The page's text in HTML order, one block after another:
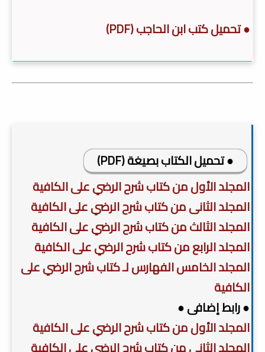
● تحميل كتب ابن الحاجب (PDF)
● تحميل الكتاب بصيغة (PDF)
المجلد الأول من كتاب شرح الرضي على الكافية
المجلد الثانى من كتاب شرح الرضي على الكافية
المجلد الثالث من كتاب شرح الرضي على الكافية
المجلد الرابع من كتاب شرح الرضي على الكافية
المجلد الخامس الفهارس لـ كتاب شرح الرضي على
الكافية
● رابط إضافى ●
المجلد الأول من كتاب شرح الرضي على الكافية
المجلد الثانى من كتاب شرح الرضي على الكافية